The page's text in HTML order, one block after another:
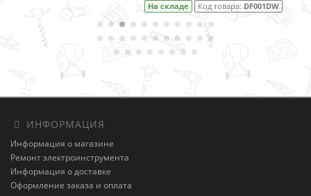
На складе Код товара:DF001DW
ИНФОРМАЦИЯ
Информация о магазине
Ремонт электроинструмента
Информация о доставке
Оформление заказа и оплата